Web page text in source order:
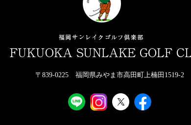
〒839-0225 福岡県みやま市高田町上楠田1519-2